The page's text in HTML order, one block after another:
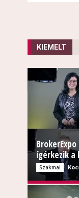
KIEMELT
ígérkezik a
Szakmai